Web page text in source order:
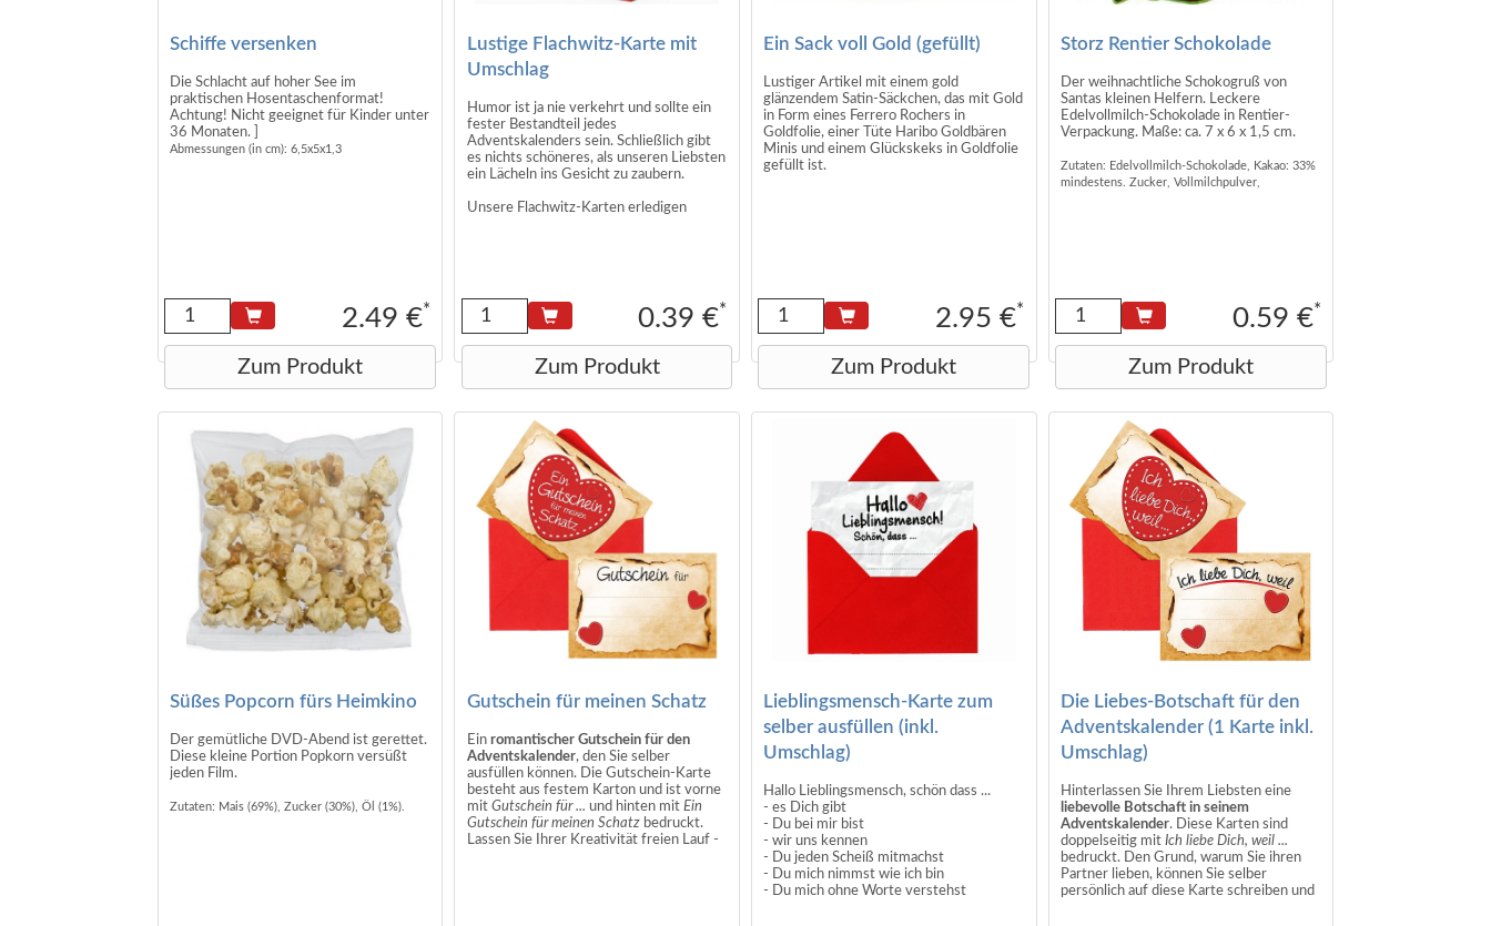
Schiffe versenken
Die Schlacht auf hoher See im
praktischen Hosentaschenformat!
Achtung! Nicht geeignet für Kinder unter
36 Monaten. ]
Abmessungen (in cm): 6,5x5x1,3
2.49 €*
Zum Produkt
Lustige Flachwitz-Karte mit
Umschlag
Humor ist ja nie verkehrt und sollte ein
fester Bestandteil jedes
Adventskalenders sein. Schließlich gibt
es nichts schöneres, als unseren Liebsten
ein Lächeln ins Gesicht zu zaubern.
Unsere Flachwitz-Karten erledigen
verschiedenen Farben (zufällig sortiert)
inkl. blickdichtem roten Umschlag.
Bei Mehrfach-Bestellungen bis zu 24
Stück sind keine Doppelungen dabei.
Marke: Adventino
0.39 €*
Zum Produkt
Ein Sack voll Gold (gefüllt)
Lustiger Artikel mit einem gold
glänzendem Satin-Säckchen, das mit Gold
in Form eines Ferrero Rochers in
Goldfolie, einer Tüte Haribo Goldbären
Minis und einem Glückskeks in Goldfolie
gefüllt ist.
Zutaten Rocher:
Milchschokolade 30% ( Zucker, Kakaobutter,
Kakaomasse, Magermilchpulver, Butterreinfett,
Emulgator Sojalecithin, Vanillin, Haselnüsse (
30% ) , Zucker, pflanzliches Fett, Weizenmehl,
Natriumhxdrogencarbonat, Salz, Vanillin.
Glukosesirup; Zucker; Gelatine; Dextrose;
Fruchtsaft aus Fruchtsaftkonzentrate: Apfel,
Himbeere, Erdbeere, Orange, Zitrone;
Säuerungsmittel: Citronensäure; Frucht- und
Pflanzenkonzentrate: Brennessel, Apfel, Spinat,
Kiwi, Holunderbeere, schwarze Johannisbeere,
Aronia, Traube, Orange, Zitrone, Mango,
Passionsfrucht; Aroma, Überzugsmittel:
Glukose, Aromen, Backtriebmittel: E500,
Emulgator: E322, Farbstoff: E101
2.95 €*
Zum Produkt
Storz Rentier Schokolade
Der weihnachtliche Schokogruß von
Santas kleinen Helfern. Leckere
Edelvollmilch-Schokolade in Rentier-
Verpackung. Maße: ca. 7 x 6 x 1,5 cm.
Zutaten: Edelvollmilch-Schokolade, Kakao: 33%
mindestens. Zucker, Vollmilchpulver,
0.59 €*
Zum Produkt
Süßes Popcorn fürs Heimkino
Der gemütliche DVD-Abend ist gerettet.
Diese kleine Portion Popkorn versüßt
jeden Film.
Zutaten: Mais (69%), Zucker (30%), Öl (1%).
Gutschein für meinen Schatz
Ein romantischer Gutschein für den
Adventskalender, den Sie selber
ausfüllen können. Die Gutschein-Karte
besteht aus festem Karton und ist vorne
mit Gutschein für ... und hinten mit Ein
Gutschein für meinen Schatzbedruckt.
Lassen Sie Ihrer Kreativität freien Lauf -
Lieblingsmensch-Karte zum
selber ausfüllen (inkl.
Umschlag)
Hallo Lieblingsmensch, schön dass ...
- es Dich gibt
- Du bei mir bist
- wir uns kennen
- Du jeden Scheiß mitmachst
- Du mich nimmst wie ich bin
- Du mich ohne Worte verstehst
Die Liebes-Botschaft für den
Adventskalender (1 Karte inkl.
Umschlag)
Hinterlassen Sie Ihrem Liebsten eine
liebevolle Botschaft in seinem
Adventskalender. Diese Karten sind
doppelseitig mit Ich liebe Dich, weil ...
bedruckt. Den Grund, warum Sie ihren
Partner lieben, können Sie selber
persönlich auf diese Karte schreiben und